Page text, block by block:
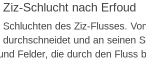
Schlucht nach Erfoud
des Ziz-Flusses.
und an seinen
Felder, die durch den Fluss